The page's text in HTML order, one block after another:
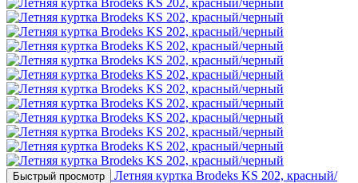
Быстрый просмотр
Летняя куртка Brodeks KS 202, красный/